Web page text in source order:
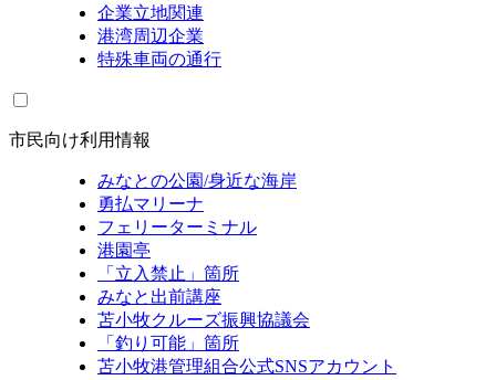
企業立地関連
港湾周辺企業
特殊車両の通行
市民向け利用情報
みなとの公園/身近な海岸
勇払マリーナ
フェリーターミナル
港園亭
「立入禁止」箇所
みなと出前講座
苫小牧クルーズ振興協議会
「釣り可能」箇所
苫小牧港管理組合公式SNSアカウント